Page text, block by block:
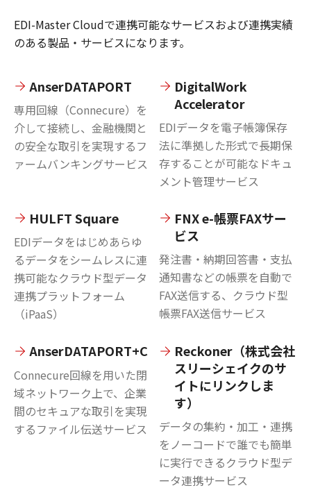
EDI-Master Cloudで連携可能なサービスおよび連携実績
のある製品・サービスになります。
AnserDATAPORT
専用回線（Connecure）を
介して接続し、金融機関と
の安全な取引を実現するフ
ァームバンキングサービス
DigitalWork
Accelerator
EDIデータを電子帳簿保存
法に準拠した形式で長期保
存することが可能なドキュ
メント管理サービス
HULFT Square
EDIデータをはじめあらゆ
るデータをシームレスに連
携可能なクラウド型データ
連携プラットフォーム
（iPaaS）
FNX e-帳票FAXサー
ビス
発注書・納期回答書・支払
通知書などの帳票を自動で
FAX送信する、クラウド型
帳票FAX送信サービス
AnserDATAPORT+C
Connecure回線を用いた閉
域ネットワーク上で、企業
間のセキュアな取引を実現
するファイル伝送サービス
Reckoner（株式会社
スリーシェイクのサ
イトにリンクしま
す）
データの集約・加工・連携
をノーコードで誰でも簡単
に実行できるクラウド型デ
ータ連携サービス